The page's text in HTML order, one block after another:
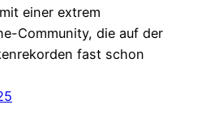
einer extrem
Community, die auf der
fast schon